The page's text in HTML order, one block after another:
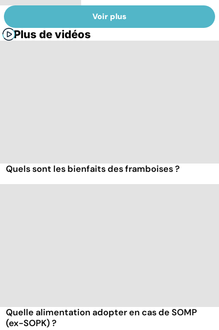
Voir plus
Plus de vidéos
Quels sont les bienfaits des framboises ?
Quelle alimentation adopter en cas de SOMP
(ex-SOPK) ?